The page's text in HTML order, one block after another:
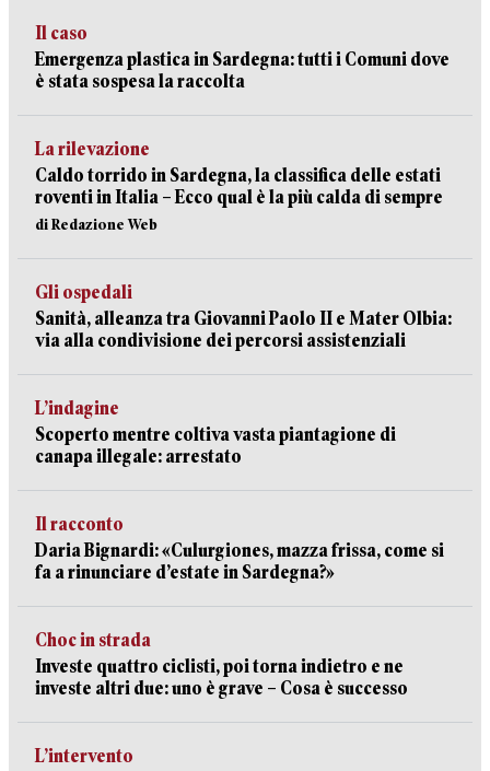
Il caso
Emergenza plastica in Sardegna: tutti i Comuni dove
è stata sospesa la raccolta
La rilevazione
Caldo torrido in Sardegna, la classifica delle estati
roventi in Italia – Ecco qual è la più calda di sempre
di Redazione Web
Gli ospedali
Sanità, alleanza tra Giovanni Paolo II e Mater Olbia:
via alla condivisione dei percorsi assistenziali
L’indagine
Scoperto mentre coltiva vasta piantagione di
canapa illegale: arrestato
Il racconto
Daria Bignardi: «Culurgiones, mazza frissa, come si
fa a rinunciare d’estate in Sardegna?»
Choc in strada
Investe quattro ciclisti, poi torna indietro e ne
investe altri due: uno è grave – Cosa è successo
L’intervento